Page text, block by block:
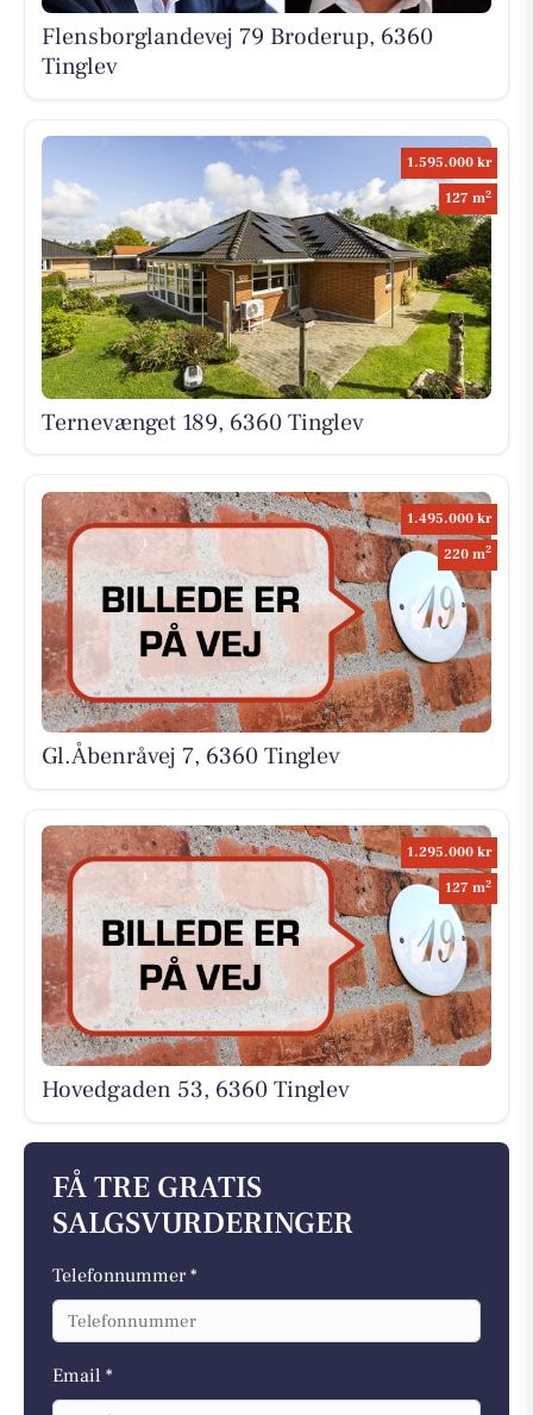
Flensborglandevej 79 Broderup, 6360
Tinglev
1.595.000 kr
127 m2
Ternevænget 189, 6360 Tinglev
1.495.000 kr
220 m2
Gl.Åbenråvej 7, 6360 Tinglev
1.295.000 kr
127 m2
Hovedgaden 53, 6360 Tinglev
FÅ TRE GRATIS
SALGSVURDERINGER
Telefonnummer *
Email *